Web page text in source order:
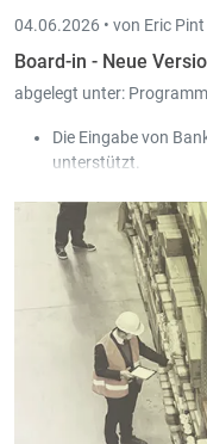
04.06.2026 • von Eric Pint
Board-in - Neue
abgelegt unter:
Die Eingabe von
unterstützt.
man jetzt per